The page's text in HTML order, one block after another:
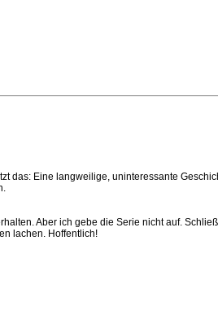
das: Eine langweilige, uninteressante
Aber ich gebe die Serie nicht auf.
lachen. Hoffentlich!